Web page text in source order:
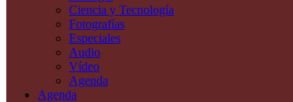
Ciencia y Tecnología
Fotografías
Especiales
Audio
Vídeo
Agenda
Agenda